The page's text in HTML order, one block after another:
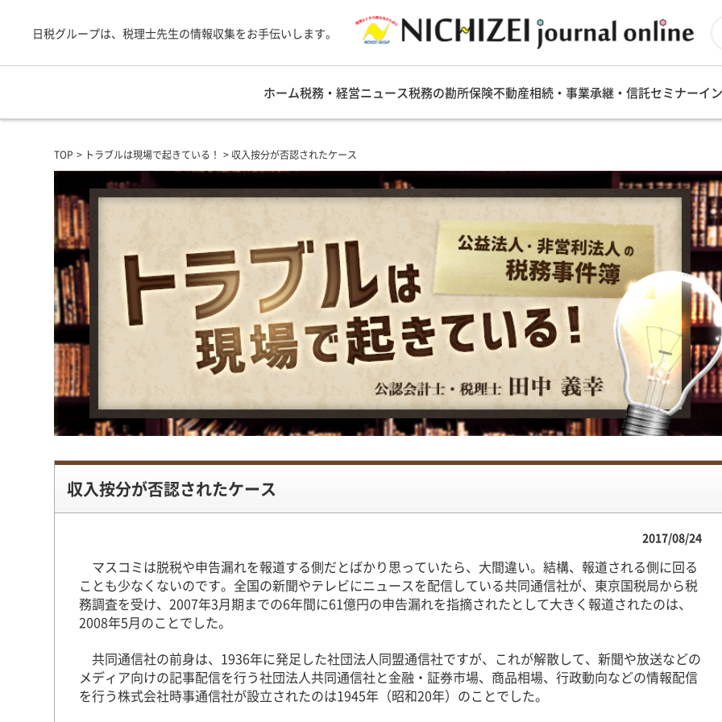
日税グループは、税理士先生の情報収集をお手伝いします。
ホーム税務・経営ニュース税務の勘所保険不動産相続・事業承継・信託セミナーイ
TOP トラブルは現場で起きている！ 収入按分が否認されたケース
収入按分が否認されたケース
2017/08/24
マスコミは脱税や申告漏れを報道する側だとばかり思っていたら、大間違い。結構、報道される側に回る
ことも少なくないのです。全国の新聞やテレビにニュースを配信している共同通信社が、東京国税局から税
務調査を受け、2007年3月期までの6年間に61億円の申告漏れを指摘されたとして大きく報道されたのは、
2008年5月のことでした。
共同通信社の前身は、1936年に発足した社団法人同盟通信社ですが、これが解散して、新聞や放送などの
メディア向けの記事配信を行う社団法人共同通信社と金融・証券市場、商品相場、行政動向などの情報配信
を行う株式会社時事通信社が設立されたのは1945年（昭和20年）のことでした。